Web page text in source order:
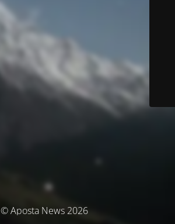
© Aposta News 2026